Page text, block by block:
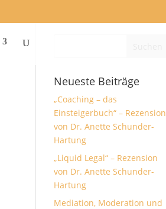
Neueste Beiträge
„Coaching – das
Einsteigerbuch“ – Rezension
von Dr. Anette Schunder-
Hartung
„Liquid Legal“ – Rezension
von Dr. Anette Schunder-
Hartung
Mediation, Moderation und